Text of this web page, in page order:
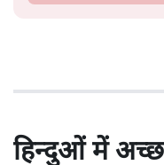
हिन्दुओं में